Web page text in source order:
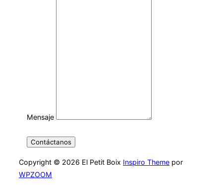
Mensaje
Contáctanos
Copyright © 2026 El Petit Boix Inspiro Theme por
WPZOOM